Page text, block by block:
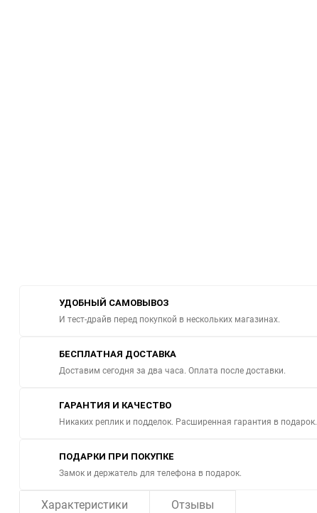
УДОБНЫЙ САМОВЫВОЗ
И тест-драйв перед покупкой в нескольких магазинах.
БЕСПЛАТНАЯ ДОСТАВКА
Доставим сегодня за два часа. Оплата после доставки.
ГАРАНТИЯ И КАЧЕСТВО
Никаких реплик и подделок. Расширенная гарантия в подарок.
ПОДАРКИ ПРИ ПОКУПКЕ
Замок и держатель для телефона в подарок.
Характеристики Отзывы